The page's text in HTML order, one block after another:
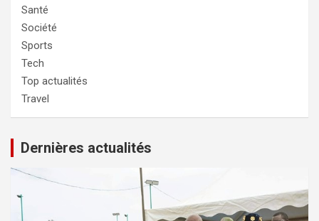
Santé
Société
Sports
Tech
Top actualités
Travel
Dernières actualités